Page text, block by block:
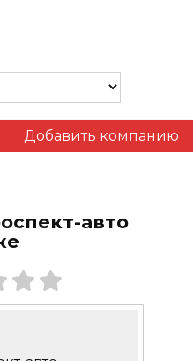
Добавить компанию
авто